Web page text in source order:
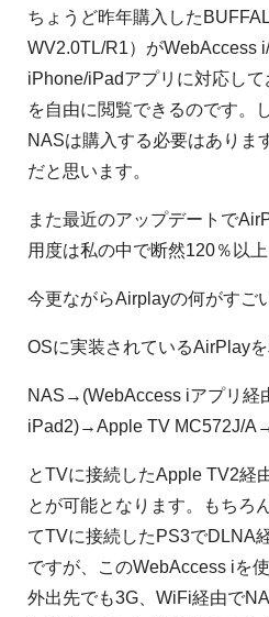
ちょうど昨年購入した
WV2.0TL/R1）がWebAccess
iPhone/iPadアプリに対応し
を自由に閲覧できるのです。
NASは購入する必要はありま
だと思います。
また最近のアップデートで
用度は私の中で断然120％以上
今更ながらAirplayの何がすご
OSに実装されているAirPlayを
NAS→(WebAccess iアプリ経
iPad2)→Apple TV MC572J/
とTVに接続したApple TV2経
とが可能となります。もちろ
てTVに接続したPS3でDLNA
ですが、このWebAccess iを
外出先でも3G、WiFi経由で